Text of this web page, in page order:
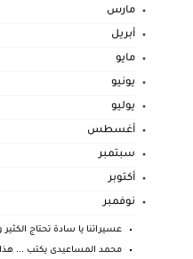
مارس
أبريل
مايو
يونيو
يوليو
أغسطس
سبتمبر
أكتوبر
نوفمبر
عسيراتنا يا سادة تحتاج
محمد المساعيدى يكتب ... هذا